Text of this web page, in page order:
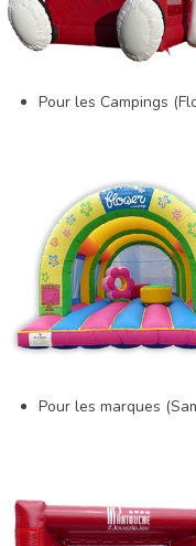
Pour les Campings
Pour les marques